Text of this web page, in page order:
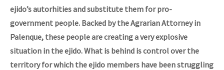
ejido’s autorhities and substitute them for pro-
government people. Backed by the Agrarian Attorney in
Palenque, these people are creating a very explosive
situation in the ejido. What is behind is control over the
territory for which the ejido members have been struggling